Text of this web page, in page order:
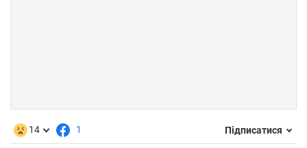
14 1 Підписатися